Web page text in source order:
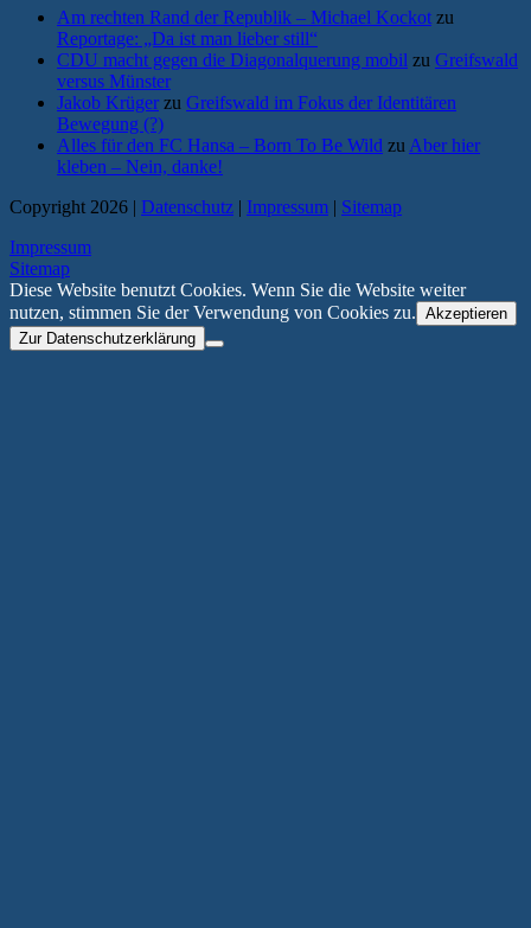
Am rechten Rand der Republik – Michael Kockot zu
Reportage: „Da ist man lieber still“
CDU macht gegen die Diagonalquerung mobil zu Greifswald
versus Münster
Jakob Krüger zu Greifswald im Fokus der Identitären
Bewegung (?)
Alles für den FC Hansa – Born To Be Wild zu Aber hier
kleben – Nein, danke!
Copyright 2026 | Datenschutz | Impressum | Sitemap
Impressum
Sitemap
Diese Website benutzt Cookies. Wenn Sie die Website weiter
nutzen, stimmen Sie der Verwendung von Cookies zu. Akzeptieren
Zur Datenschutzerklärung